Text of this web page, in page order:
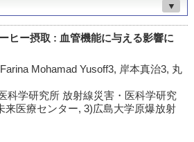
▼
ヒー摂取 : 血管機能に与える影響に
Mohamad Yusoff3, 岸本真治3, 丸
科学研究所 放射線災害・医科学研究
来医療センター, 3)広島大学原爆放射